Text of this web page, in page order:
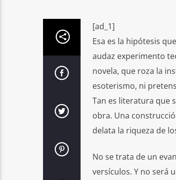
[ad_1]
Esa es la hipótesis
audaz experimento
novela, que roza la
esoterismo, ni
Tan es literatura que
obra. Una
delata la riqueza de
No se trata de un
versículos. Y no será